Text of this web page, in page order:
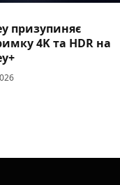
призупиняє
4K та HDR на